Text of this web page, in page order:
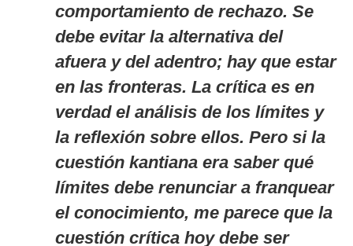
comportamiento de rechazo. Se
debe evitar la alternativa del
afuera y del adentro; hay que estar
en las fronteras. La crítica es en
verdad el análisis de los límites y
la reflexión sobre ellos. Pero si la
cuestión kantiana era saber qué
límites debe renunciar a franquear
el conocimiento, me parece que la
cuestión crítica hoy debe ser